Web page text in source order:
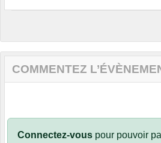
COMMENTEZ
Connectez-vous pour pouvoir